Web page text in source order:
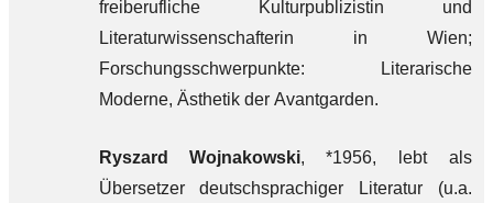
freiberufliche Kulturpublizistin und
Literaturwissenschafterin in Wien;
Forschungsschwerpunkte: Literarische
Moderne, Ästhetik der Avantgarden.
Ryszard Wojnakowski, *1956, lebt als
Übersetzer deutschsprachiger Literatur (u.a.